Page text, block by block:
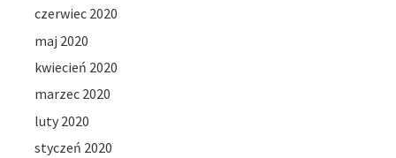
czerwiec 2020
maj 2020
kwiecień 2020
marzec 2020
luty 2020
styczeń 2020